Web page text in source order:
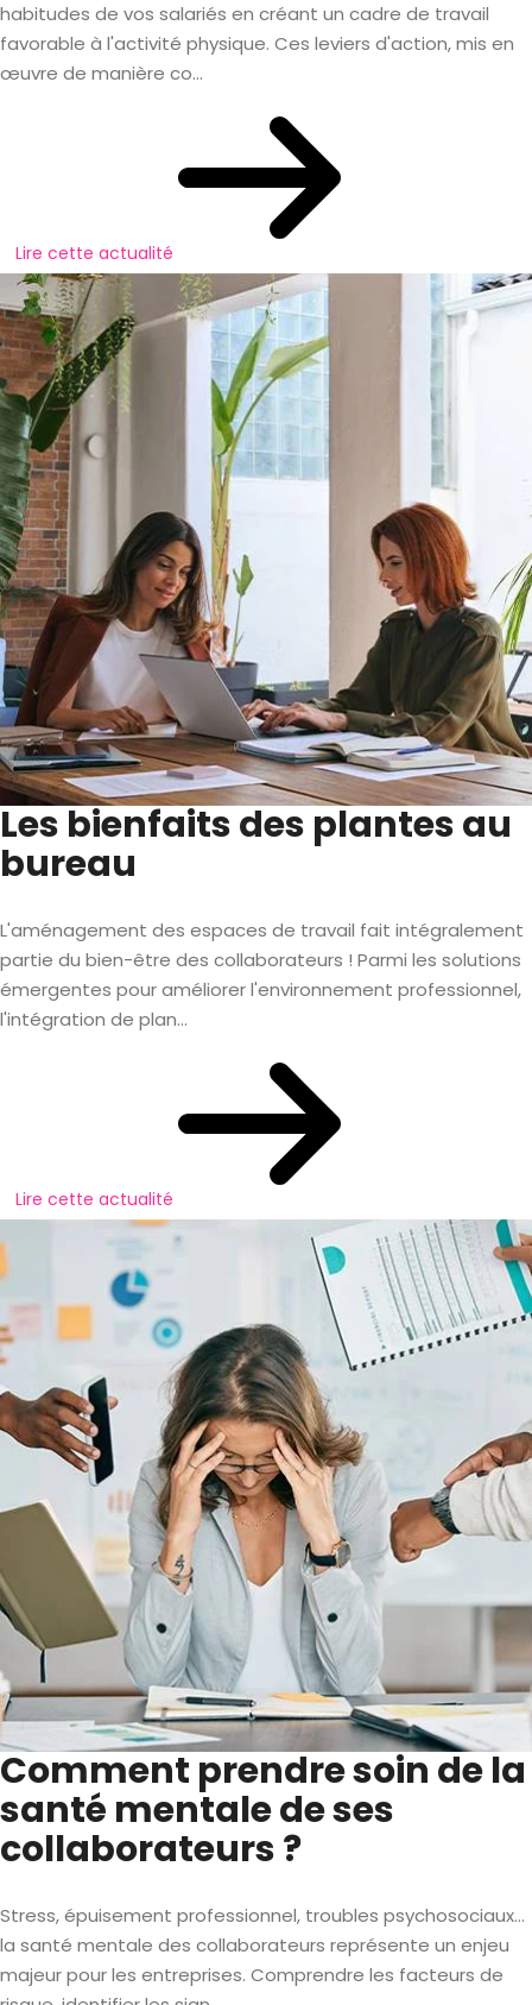
habitudes de vos salariés en créant un cadre de travail
favorable à l'activité physique. Ces leviers d'action, mis en
œuvre de manière co...
Lire cette actualité
Les bienfaits des plantes au
bureau
L'aménagement des espaces de travail fait intégralement
partie du bien-être des collaborateurs ! Parmi les solutions
émergentes pour améliorer l'environnement professionnel,
l'intégration de plan...
Lire cette actualité
Comment prendre soin de la
santé mentale de ses
collaborateurs ?
Stress, épuisement professionnel, troubles psychosociaux…
la santé mentale des collaborateurs représente un enjeu
majeur pour les entreprises. Comprendre les facteurs de